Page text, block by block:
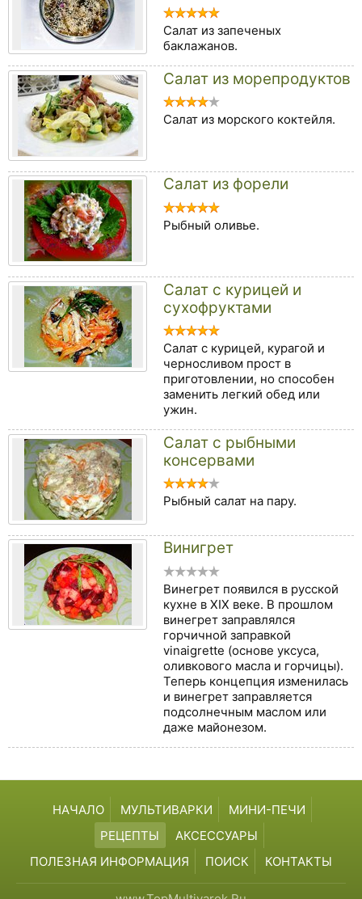
Салат из запеченых
баклажанов.
Салат из морепродуктов
Салат из морского коктейля.
Салат из форели
Рыбный оливье.
Салат с курицей и
сухофруктами
Салат с курицей, курагой и
черносливом прост в
приготовлении, но способен
заменить легкий обед или
ужин.
Салат с рыбными
консервами
Рыбный салат на пару.
Винигрет
Винегрет появился в русской
кухне в XIX веке. В прошлом
винегрет заправлялся
горчичной заправкой
vinaigrette (основе уксуса,
оливкового масла и горчицы).
Теперь концепция изменилась
и винегрет заправляется
подсолнечным маслом или
даже майонезом.
НАЧАЛО МУЛЬТИВАРКИ
МИНИ-ПЕЧИ
РЕЦЕПТЫ
АКСЕССУАРЫ
ПОЛЕЗНАЯ ИНФОРМАЦИЯ
ПОИСК КОНТАКТЫ